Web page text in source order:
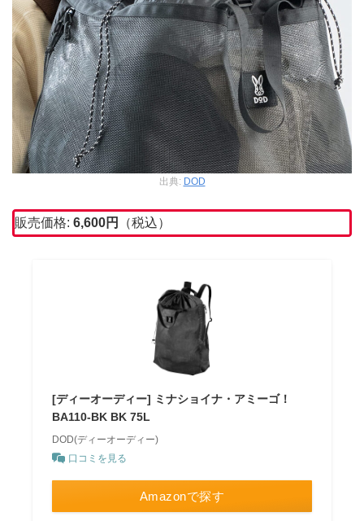
出典: DOD
販売価格: 6,600円 （税込）
[ディーオーディー] ミナショイナ・アミーゴ！
BA110-BK BK 75L
DOD(ディーオーディー)
口コミを見る
Amazonで探す